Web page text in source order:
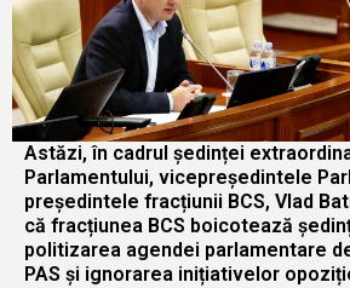
Astăzi, în cadrul ședinței
Parlamentului, vicepreședintele
președintele fracțiunii BCS, Vlad
că fracțiunea BCS boicotează
politizarea agendei parlamentare
PAS și ignorarea inițiativelor